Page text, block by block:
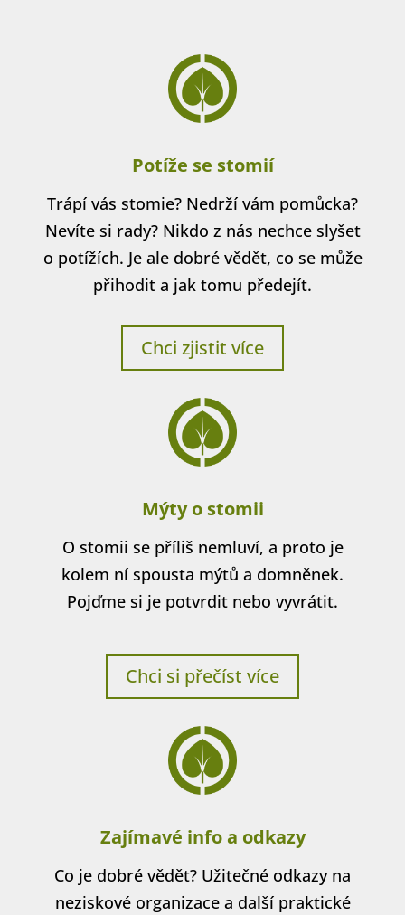
Potíže se stomií
Trápí vás stomie? Nedrží vám pomůcka?
Nevíte si rady? Nikdo z nás nechce slyšet
o potížích. Je ale dobré vědět, co se může
přihodit a jak tomu předejít.
Chci zjistit více
Mýty o stomii
O stomii se příliš nemluví, a proto je
kolem ní spousta mýtů a domněnek.
Pojďme si je potvrdit nebo vyvrátit.
Chci si přečíst více
Zajímavé info a odkazy
Co je dobré vědět? Užitečné odkazy na
neziskové organizace a další praktické